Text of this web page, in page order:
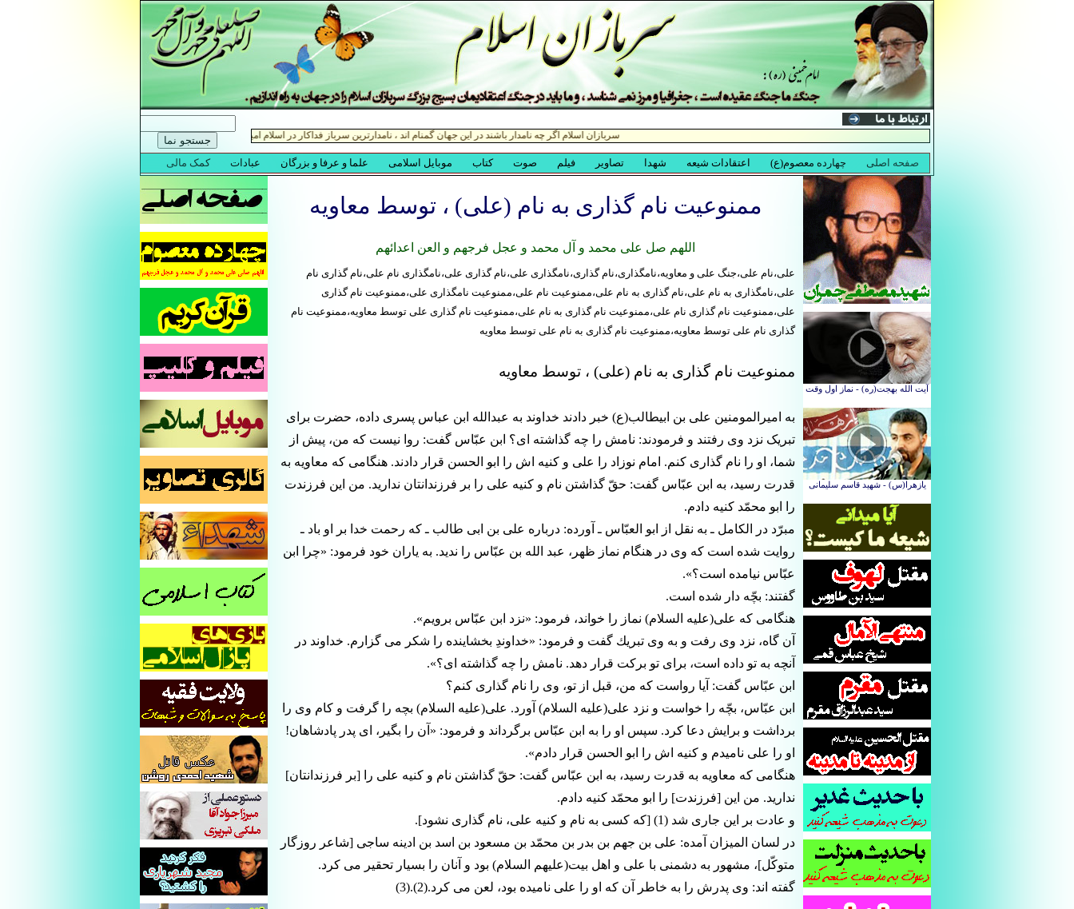
اللهم صل علی محمد و آل محمد و عجل فرجهم و العن اعدائهم
ممنوعیت نام گذاری به نام (علی) ، توسط معاویه
ممنوعیت نام گذاری به نام (علی) ، توسط معاویه
به امیرالمومنین علی بن ابیطالب(ع) خبر دادند خداوند به عبدالله ابن عباس پسری داده، حضرت برای
تبریک نزد وى رفتند و فرمودند: نامش را چه گذاشته اى؟ ابن عبّاس گفت: روا نیست كه من، پیش از
شما، او را نام گذارى كنم. امام نوزاد را على و كنیه اش را ابو الحسن قرار دادند. هنگامى كه معاویه به
قدرت رسید، به ابن عبّاس گفت: حقّ گذاشتن نام و كنیه على را بر فرزندانتان ندارید. من این فرزندت
را ابو محمّد كنیه دادم.
مبرّد در الکامل ـ به نقل از ابو العبّاس ـ آورده: درباره على بن ابى طالب ـ كه رحمت خدا بر او باد ـ
روایت شده است كه وى در هنگام نماز ظهر، عبد الله بن عبّاس را ندید. به یاران خود فرمود: «چرا ابن
عبّاس نیامده است؟».
گفتند: بچّه دار شده است.
هنگامى كه على(علیه السلام) نماز را خواند، فرمود: «نزد ابن عبّاس برویم».
آن گاه، نزد وى رفت و به وى تبریك گفت و فرمود: «خداوندِ بخشاینده را شكر مى گزارم. خداوند در
آنچه به تو داده است، براى تو بركت قرار دهد. نامش را چه گذاشته اى؟».
ابن عبّاس گفت: آیا رواست كه من، قبل از تو، وى را نام گذارى كنم؟
ابن عبّاس، بچّه را خواست و نزد على(علیه السلام) آورد. على(علیه السلام) بچه را گرفت و كام وى را
برداشت و برایش دعا كرد. سپس او را به ابن عبّاس برگرداند و فرمود: «آن را بگیر، اى پدر پادشاهان!
او را على نامیدم و كنیه اش را ابو الحسن قرار دادم».
هنگامى كه معاویه به قدرت رسید، به ابن عبّاس گفت: حقّ گذاشتن نام و كنیه على را [بر فرزندانتان]
ندارید. من این [فرزندت] را ابو محمّد كنیه دادم.
و عادت بر این جارى شد (1) [كه كسى به نام و كنیه على، نام گذارى نشود].
در لسان المیزان آمده: على بن جهم بن بدر بن محمّد بن مسعود بن اسد بن ادینه ساجى [شاعر روزگار
متوكّل]، مشهور به دشمنى با على و اهل بیت(علیهم السلام) بود و آنان را بسیار تحقیر مى كرد.
گفته اند: وى پدرش را به خاطر آن كه او را على نامیده بود، لعن مى كرد.(2).(3)
علی،نام علی،جنگ علی و معاویه،نامگذاری،نام گذاری،نامگذاری علی،نام گذاری علی،نامگذاری نام علی،نام گذاری نام
علی،نامگذاری به نام علی،نام گذاری به نام علی،ممنوعیت نام علی،ممنوعیت نامگذاری علی،ممنوعیت نام گذاری
علی،ممنوعیت نام گذاری نام علی،ممنوعیت نام گذاری به نام علی،ممنوعیت نام گذاری علی توسط معاویه،ممنوعیت نام
گذاری نام علی توسط معاویه،ممنوعیت نام گذاری به نام علی توسط معاویه